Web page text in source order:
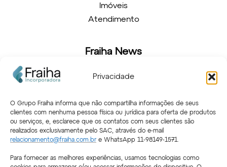
Privacidade
O Grupo Fraiha informa que não compartilha informações de seus
clientes com nenhuma pessoa física ou jurídica para oferta de produtos
ou serviços, e, esclarece que os contatos com seus clientes são
realizados exclusivamente pelo SAC, através do e-mail
relacionamento@fraiha.com.bre WhatsApp 11-98149-1571.
Para fornecer as melhores experiências, usamos tecnologias como
Imóveis
Atendimento
Fraiha News
Arquitetura
Atendimento
Relacionamento
Portal do Cliente